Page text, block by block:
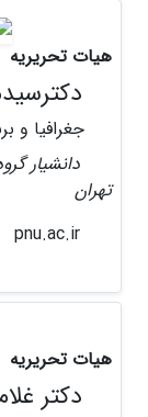
هیات تحریریه
جغرافیا و
دانشیار
تهران
pnu.ac.ir
هیات تحریریه
دکتر